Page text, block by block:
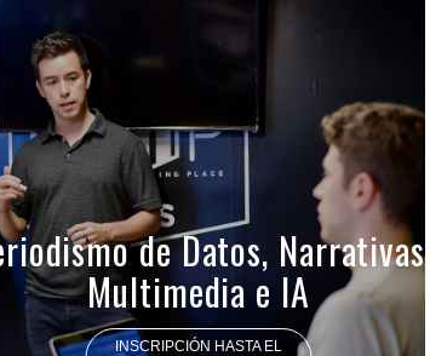
de Datos, Narrativas
Multimedia e IA
INSCRIPCIÓN HASTA EL